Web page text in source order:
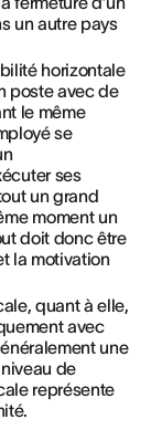
un autre pays
horizontale
poste avec de
le même
se
ses
un grand
moment un
doit donc être
la motivation
quant à elle,
avec
une
de
représente